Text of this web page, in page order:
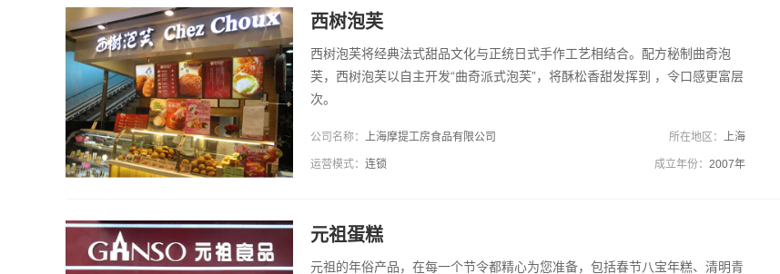
西树泡芙
西树泡芙将经典法式甜品文化与正统日式手作工艺相结合。配方秘制曲奇泡
芙，西树泡芙以自主开发“曲奇派式泡芙”，将酥松香甜发挥到 ，令口感更富层
次。
公司名称： 上海摩提工房食品有限公司 所在地区： 上海
运营模式： 连锁 成立年份： 2007年
元祖蛋糕
元祖的年俗产品，在每一个节令都精心为您准备，包括春节八宝年糕、清明青